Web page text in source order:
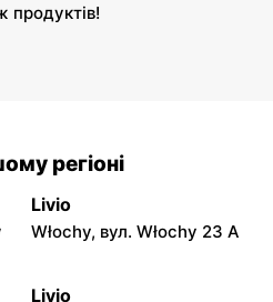
продуктів!
регіоні
Livio
Włochy, вул. Włochy 23 A
Livio